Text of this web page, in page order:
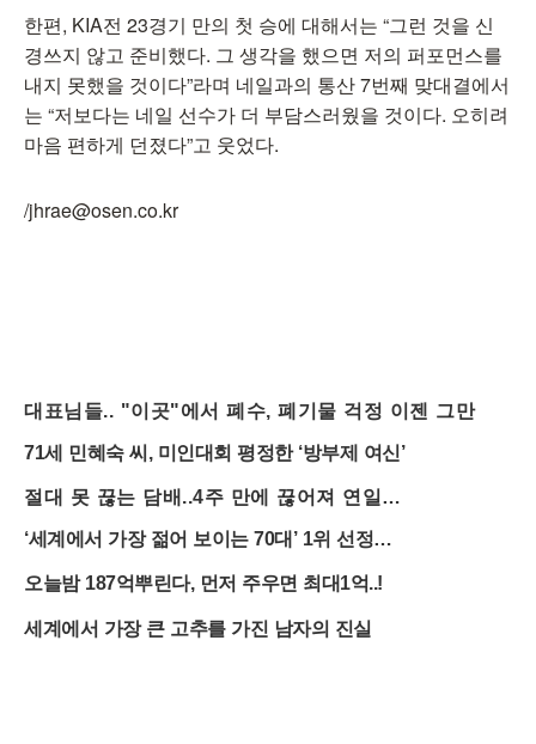
한편, KIA전 23경기 만의 첫 승에 대해서는 “그런 것을 신
경쓰지 않고 준비했다. 그 생각을 했으면 저의 퍼포먼스를
내지 못했을 것이다”라며 네일과의 통산 7번째 맞대결에서
는 “저보다는 네일 선수가 더 부담스러웠을 것이다. 오히려
마음 편하게 던졌다”고 웃었다.
/jhrae@osen.co.kr